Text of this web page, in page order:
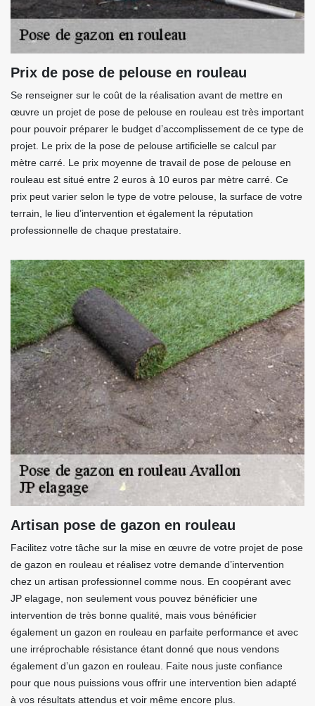
Prix de pose de pelouse en rouleau
Se renseigner sur le coût de la réalisation avant de mettre en
œuvre un projet de pose de pelouse en rouleau est très important
pour pouvoir préparer le budget d’accomplissement de ce type de
projet. Le prix de la pose de pelouse artificielle se calcul par
mètre carré. Le prix moyenne de travail de pose de pelouse en
rouleau est situé entre 2 euros à 10 euros par mètre carré. Ce
prix peut varier selon le type de votre pelouse, la surface de votre
terrain, le lieu d’intervention et également la réputation
professionnelle de chaque prestataire.
Artisan pose de gazon en rouleau
Facilitez votre tâche sur la mise en œuvre de votre projet de pose
de gazon en rouleau et réalisez votre demande d’intervention
chez un artisan professionnel comme nous. En coopérant avec
JP elagage, non seulement vous pouvez bénéficier une
intervention de très bonne qualité, mais vous bénéficier
également un gazon en rouleau en parfaite performance et avec
une irréprochable résistance étant donné que nous vendons
également d’un gazon en rouleau. Faite nous juste confiance
pour que nous puissions vous offrir une intervention bien adapté
à vos résultats attendus et voir même encore plus.